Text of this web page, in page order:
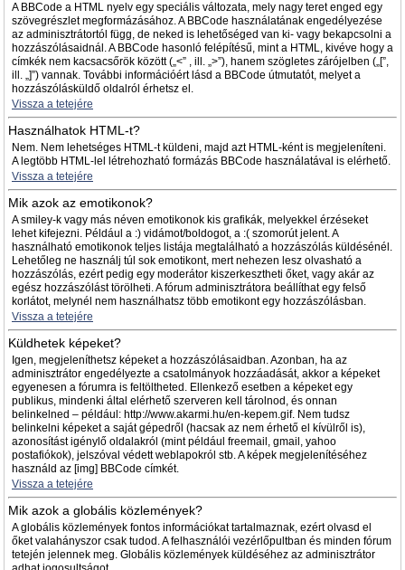
A BBCode a HTML nyelv egy speciális változata, mely nagy teret enged egy
szövegrészlet megformázásához. A BBCode használatának engedélyezése
az adminisztrátortól függ, de neked is lehetőséged van ki- vagy bekapcsolni a
hozzászólásaidnál. A BBCode hasonló felépítésű, mint a HTML, kivéve hogy a
címkék nem kacsacsőrök között („<” , ill. „>”), hanem szögletes zárójelben („[”,
ill. „]”) vannak. További információért lásd a BBCode útmutatót, melyet a
hozzászólásküldő oldalról érhetsz el.
Vissza a tetejére
Használhatok HTML-t?
Nem. Nem lehetséges HTML-t küldeni, majd azt HTML-ként is megjeleníteni.
A legtöbb HTML-lel létrehozható formázás BBCode használatával is elérhető.
Vissza a tetejére
Mik azok az emotikonok?
A smiley-k vagy más néven emotikonok kis grafikák, melyekkel érzéseket
lehet kifejezni. Például a :) vidámot/boldogot, a :( szomorút jelent. A
használható emotikonok teljes listája megtalálható a hozzászólás küldésénél.
Lehetőleg ne használj túl sok emotikont, mert nehezen lesz olvasható a
hozzászólás, ezért pedig egy moderátor kiszerkesztheti őket, vagy akár az
egész hozzászólást törölheti. A fórum adminisztrátora beállíthat egy felső
korlátot, melynél nem használhatsz több emotikont egy hozzászólásban.
Vissza a tetejére
Küldhetek képeket?
Igen, megjeleníthetsz képeket a hozzászólásaidban. Azonban, ha az
adminisztrátor engedélyezte a csatolmányok hozzáadását, akkor a képeket
egyenesen a fórumra is feltöltheted. Ellenkező esetben a képeket egy
publikus, mindenki által elérhető szerveren kell tárolnod, és onnan
belinkelned – például: http://www.akarmi.hu/en-kepem.gif. Nem tudsz
belinkelni képeket a saját gépedről (hacsak az nem érhető el kívülről is),
azonosítást igénylő oldalakról (mint például freemail, gmail, yahoo
postafiókok), jelszóval védett weblapokról stb. A képek megjelenítéséhez
használd az [img] BBCode címkét.
Vissza a tetejére
Mik azok a globális közlemények?
A globális közlemények fontos információkat tartalmaznak, ezért olvasd el
őket valahányszor csak tudod. A felhasználói vezérlőpultban és minden fórum
tetején jelennek meg. Globális közlemények küldéséhez az adminisztrátor